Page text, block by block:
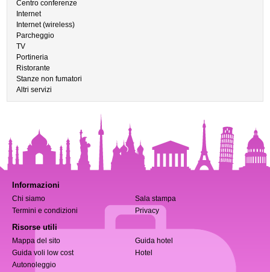
Centro conferenze
Internet
Internet (wireless)
Parcheggio
TV
Portineria
Ristorante
Stanze non fumatori
Altri servizi
Informazioni
Chi siamo
Sala stampa
Termini e condizioni
Privacy
Risorse utili
Mappa del sito
Guida hotel
Guida voli low cost
Hotel
Autonoleggio